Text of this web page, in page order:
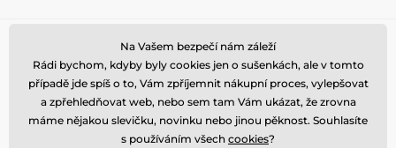
Bezpečná platba kartou
Na Vašem bezpečí nám záleží
Rádi bychom, kdyby byly cookies jen o sušenkách, ale v tomto
případě jde spíš o to, Vám zpříjemnit nákupní proces, vylepšovat
a zpřehledňovat web, nebo sem tam Vám ukázat, že zrovna
máme nějakou slevičku, novinku nebo jinou pěknost. Souhlasíte
s používáním všech cookies?